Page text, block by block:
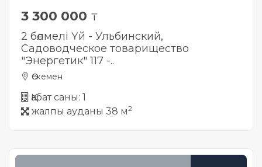
3 300 000 ₸
2 бөлмелі Үй - Ульбинский,
Садоводческое товарищество
"Энергетик" 117 -..
Өскемен
Қабат саны: 1
жалпы ауданы 38 м2